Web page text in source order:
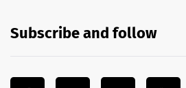
Subscribe and follow